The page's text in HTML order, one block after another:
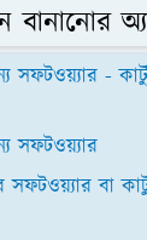
বানানোর
সফটওয়্যার -
সফটওয়্যার
বা